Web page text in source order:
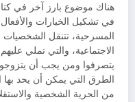
هناك موضوع بارز آخر في
في تشكيل الخيارات
المسرحية، تتنقل الشخصيات
الاجتماعية، والتي تملي
يتصرفوا ومن يجب أن
الطرق التي يمكن أن يحد
من الحرية الشخصية